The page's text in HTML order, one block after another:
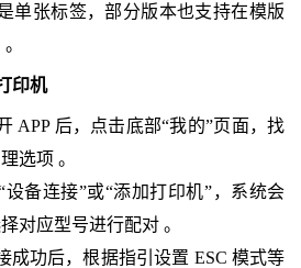
单张标签，部分版本也支持在模版
印机
APP 后，点击底部“我的”页面，找
选项 。
备连接”或“添加打印机”，系统会
对应型号进行配对 。
成功后，根据指引设置 ESC 模式等